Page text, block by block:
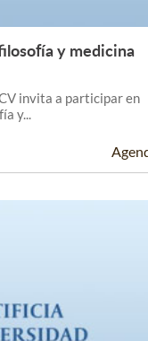
Leer Más +
y medicina
invita a participar en
y...